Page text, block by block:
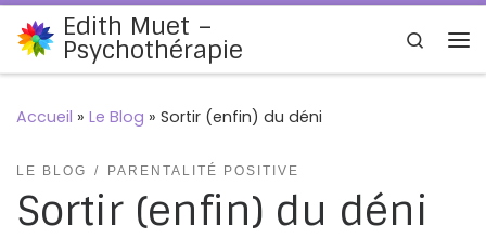
Passer au contenu
Edith Muet –
Psychothérapie
Search
Accueil » Le Blog » Sortir (enfin) du déni
LE BLOG PARENTALITÉ POSITIVE
Sortir (enfin) du déni